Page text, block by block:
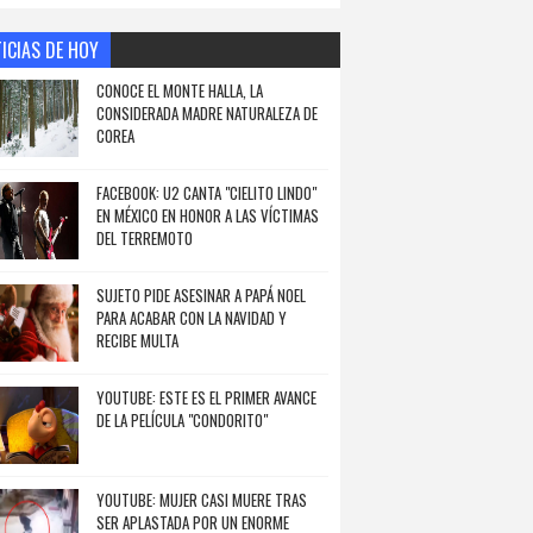
DE HOY
CONOCE EL MONTE HALLA, LA
CONSIDERADA MADRE NATURALEZA DE
COREA
FACEBOOK: U2 CANTA "CIELITO LINDO"
EN MÉXICO EN HONOR A LAS VÍCTIMAS
DEL TERREMOTO
SUJETO PIDE ASESINAR A PAPÁ NOEL
PARA ACABAR CON LA NAVIDAD Y
RECIBE MULTA
YOUTUBE: ESTE ES EL PRIMER AVANCE
DE LA PELÍCULA "CONDORITO"
YOUTUBE: MUJER CASI MUERE TRAS
SER APLASTADA POR UN ENORME